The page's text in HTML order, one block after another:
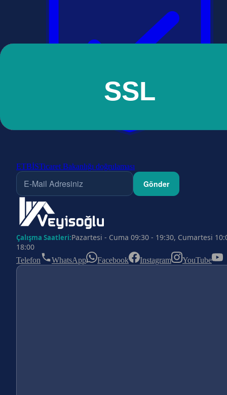
ETBİSTicaret Bakanlığı doğrulaması
Gönder
Çalışma Saatleri:Pazartesi - Cuma 09:30 - 19:30, Cumartesi
18:00
Telefon WhatsApp Facebook Instagram YouTube